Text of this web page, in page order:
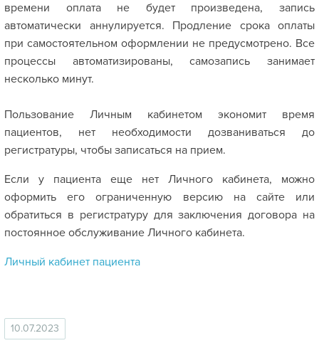
времени оплата не будет произведена, запись
автоматически аннулируется. Продление срока оплаты
при самостоятельном оформлении не предусмотрено. Все
процессы автоматизированы, самозапись занимает
несколько минут.
Пользование Личным кабинетом экономит время
пациентов, нет необходимости дозваниваться до
регистратуры, чтобы записаться на прием.
Если у пациента еще нет Личного кабинета, можно
оформить его ограниченную версию на сайте или
обратиться в регистратуру для заключения договора на
постоянное обслуживание Личного кабинета.
Личный кабинет пациента
10.07.2023